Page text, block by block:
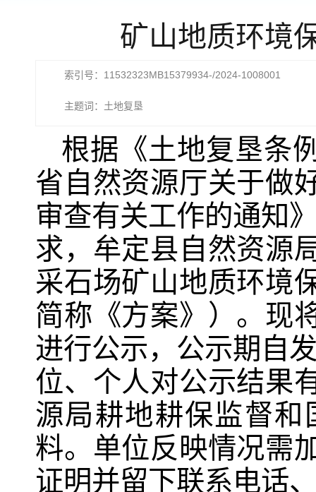
矿山地质环境
索引号：11532323MB15379934-/2024-1008001
主题词：土地复垦
根据《土地复垦条
省自然资源厅关于做
审查有关工作的通知
求，牟定县自然资源
采石场矿山地质环境
简称《方案》）。现
进行公示，公示期自
位、个人对公示结果
源局耕地耕保监督
料。单位反映情况需
证明并留下联系电话